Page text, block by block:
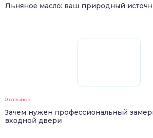
Льняное масло: ваш природный
0 отзывов
Зачем нужен профессиональный
входной двери